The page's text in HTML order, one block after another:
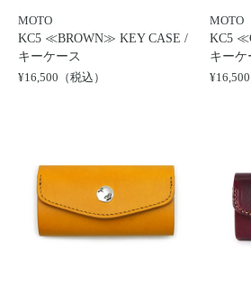
MOTO
KC5 ≪BROWN≫ KEY CASE /
キーケース
¥16,500（税込）
MOTO
KC5
キーケ
¥16,500